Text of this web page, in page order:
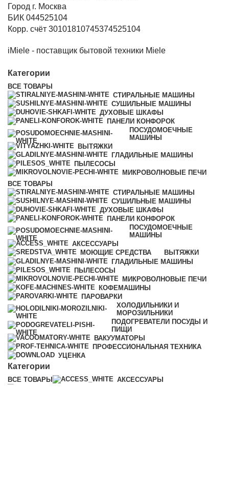
Город г. Москва
БИК 044525104
Корр. счёт 30101810745374525104
iMiele - поставщик бытовой техники Miele
Категории
ВСЕ ТОВАРЫ
СТИРАЛЬНЫЕ МАШИНЫ
СУШИЛЬНЫЕ МАШИНЫ
ДУХОВЫЕ ШКАФЫ
ПАНЕЛИ КОНФОРОК
ПОСУДОМОЕЧНЫЕ
МАШИНЫ
ВЫТЯЖКИ
ГЛАДИЛЬНЫЕ МАШИНЫ
ПЫЛЕСОСЫ
МИКРОВОЛНОВЫЕ ПЕЧИ
ВСЕ ТОВАРЫ
СТИРАЛЬНЫЕ МАШИНЫ
СУШИЛЬНЫЕ МАШИНЫ
ДУХОВЫЕ ШКАФЫ
ПАНЕЛИ КОНФОРОК
ПОСУДОМОЕЧНЫЕ
МАШИНЫ
АКСЕССУАРЫ
МОЮЩИЕ СРЕДСТВА
ВЫТЯЖКИ
ГЛАДИЛЬНЫЕ МАШИНЫ
ПЫЛЕСОСЫ
МИКРОВОЛНОВЫЕ ПЕЧИ
КОФЕМАШИНЫ
ПАРОВАРКИ
ХОЛОДИЛЬНИКИ И
МОРОЗИЛЬНИКИ
ПОДОГРЕВАТЕЛИ ПОСУДЫ И
ПИЩИ
ВАКУУМАТОРЫ
ПРОФЕССИОНАЛЬНАЯ ТЕХНИКА
УЦЕНКА
Категории
ВСЕ ТОВАРЫ
АКСЕССУАРЫ